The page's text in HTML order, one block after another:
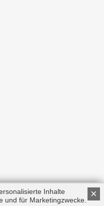
×
Inhalte
und für Marketingzwecke.